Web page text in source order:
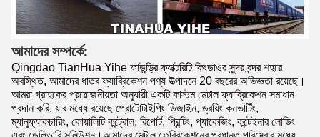
আমাদের সম্পর্কে:
Qingdao TianHua Yihe ফাউন্ড্রি ফ্যাক্টরিটি কিংডাওর সুন্দর বন্দর শহরে
অবস্থিত, আমাদের ধাতব ফ্যাব্রিকেশন পণ্য উত্পাদনে 20 বছরের অভিজ্ঞতা রয়েছে।
আমরা গ্রাহকের প্রয়োজনীয়তা অনুযায়ী একটি কাস্টম মেটাল ফ্যাব্রিকেশন সমাধান
প্রদান করি, যার মধ্যে রয়েছে প্রোটোটাইপিং ডিজাইন, ড্রয়িং কনভার্টিং,
ম্যানুফ্যাকচারিং, কোয়ালিটি কন্ট্রোল, রিপোর্ট, প্রিন্টিং, প্যাকেজিং, কন্টেইনার লোডিং